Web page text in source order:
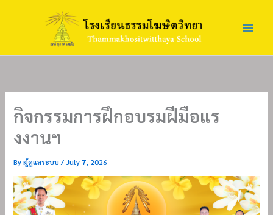
กิจกรรมการฝึกอบรมฝีมือแร
งงานฯ
Byผู้ดูแลระบบ/July 7, 2026